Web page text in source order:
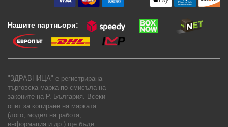
Нашите партньори:
"ЗДРАВНИЦА" е регистрирана
търговска марка по смисъла на
законите на Р. България. Всеки
опит за копиране на марката
(лого, модел на работа,
информация и др.) ще бъде